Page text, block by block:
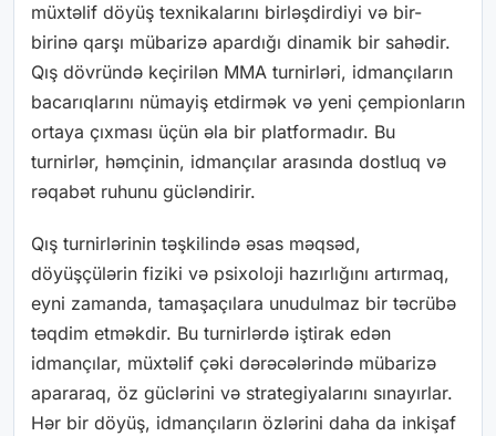
müxtəlif döyüş texnikalarını birləşdirdiyi və bir-
birinə qarşı mübarizə apardığı dinamik bir sahədir.
Qış dövründə keçirilən MMA turnirləri, idmançıların
bacarıqlarını nümayiş etdirmək və yeni çempionların
ortaya çıxması üçün əla bir platformadır. Bu
turnirlər, həmçinin, idmançılar arasında dostluq və
rəqabət ruhunu gücləndirir.
Qış turnirlərinin təşkilində əsas məqsəd,
döyüşçülərin fiziki və psixoloji hazırlığını artırmaq,
eyni zamanda, tamaşaçılara unudulmaz bir təcrübə
təqdim etməkdir. Bu turnirlərdə iştirak edən
idmançılar, müxtəlif çəki dərəcələrində mübarizə
apararaq, öz güclərini və strategiyalarını sınayırlar.
Hər bir döyüş, idmançıların özlərini daha da inkişaf